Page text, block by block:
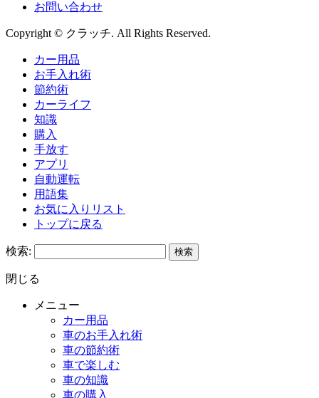
お問い合わせ
Copyright © クラッチ. All Rights Reserved.
カー用品
お手入れ術
節約術
カーライフ
知識
購入
手放す
アプリ
自動運転
用語集
お気に入りリスト
トップに戻る
検索:
閉じる
メニュー
カー用品
車のお手入れ術
車の節約術
車で楽しむ
車の知識
車の購入